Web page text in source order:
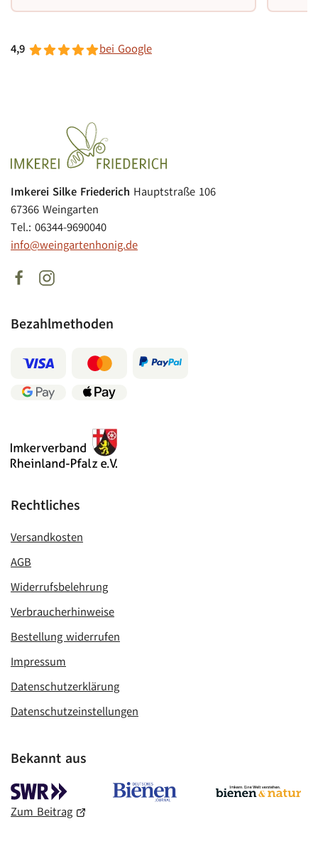
4,9 bei Google
Imkerei Silke Friederich Hauptstraße 106
67366 Weingarten
Tel.: 06344-9690040
info@weingartenhonig.de
Bezahlmethoden
Rechtliches
Versandkosten
AGB
Widerrufsbelehrung
Verbraucherhinweise
Bestellung widerrufen
Impressum
Datenschutzerklärung
Datenschutzeinstellungen
Bekannt aus
Zum Beitrag